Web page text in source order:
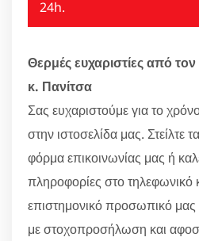
24h.
Θερμές ευχαριστίες από
κ. Πανίτσα
Σας ευχαριστούμε για το
στην ιστοσελίδα μας. Στείλτε
φόρμα επικοινωνίας μας ή
πληροφορίες στο τηλεφωνικό
επιστημονικό προσωπικό μας
με στοχοπροσήλωση και